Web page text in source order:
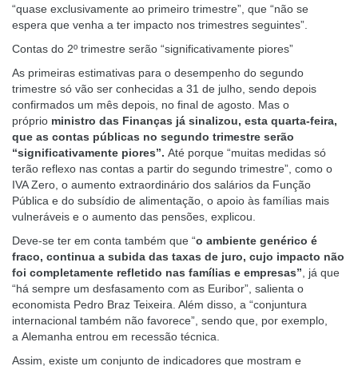
“quase exclusivamente ao primeiro trimestre”, que “não se
espera que venha a ter impacto nos trimestres seguintes”.
Contas do 2º trimestre serão “significativamente piores”
As primeiras estimativas para o desempenho do segundo
trimestre só vão ser conhecidas a 31 de julho, sendo depois
confirmados um mês depois, no final de agosto. Mas o
próprio ministro das Finanças já sinalizou, esta quarta-feira,
que as contas públicas no segundo trimestre serão
“significativamente piores”. Até porque “muitas medidas só
terão reflexo nas contas a partir do segundo trimestre”, como o
IVA Zero, o aumento extraordinário dos salários da Função
Pública e do subsídio de alimentação, o apoio às famílias mais
vulneráveis e o aumento das pensões, explicou.
Deve-se ter em conta também que “o ambiente genérico é
fraco, continua a subida das taxas de juro, cujo impacto não
foi completamente refletido nas famílias e empresas” , já que
“há sempre um desfasamento com as Euribor”, salienta o
economista Pedro Braz Teixeira. Além disso, a “conjuntura
internacional também não favorece”, sendo que, por exemplo,
a Alemanha entrou em recessão técnica
Assim, existe um conjunto de indicadores que mostram e